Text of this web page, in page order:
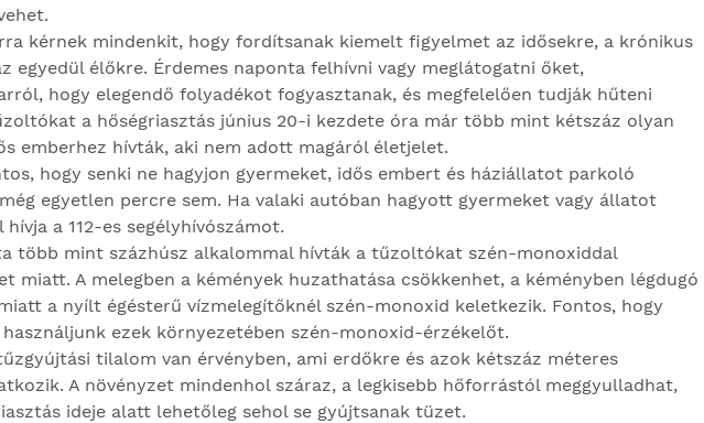
kérnek mindenkit, hogy fordítsanak kiemelt figyelmet az idősekre, a krónikus
egyedül élőkre. Érdemes naponta felhívni vagy meglátogatni őket,
hogy elegendő folyadékot fogyasztanak, és megfelelően tudják hűteni
a hőségriasztás június 20-i kezdete óra már több mint kétszáz olyan
emberhez hívták, aki nem adott magáról életjelet.
hogy senki ne hagyjon gyermeket, idős embert és háziállatot parkoló
egyetlen percre sem. Ha valaki autóban hagyott gyermeket vagy állatot
hívja a 112-es segélyhívószámot.
több mint százhúsz alkalommal hívták a tűzoltókat szén-monoxiddal
miatt. A melegben a kémények huzathatása csökkenhet, a kéményben légdugó
a nyílt égésterű vízmelegítőknél szén-monoxid keletkezik. Fontos, hogy
ezek környezetében szén-monoxid-érzékelőt.
tilalom van érvényben, ami erdőkre és azok kétszáz méteres
A növényzet mindenhol száraz, a legkisebb hőforrástól meggyulladhat,
ideje alatt lehetőleg sehol se gyújtsanak tüzet.